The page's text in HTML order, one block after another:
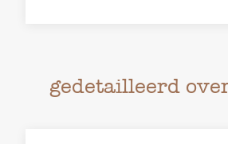
gedetailleerd